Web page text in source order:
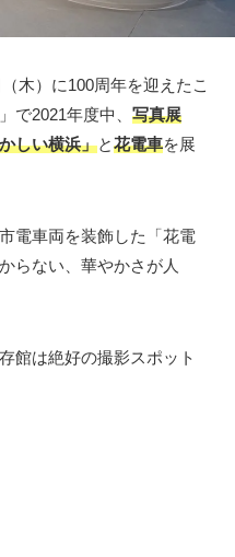
木）に100周年を迎えたこ
で2021年度中、写真展
しい横浜」と花電車を展
電車両を装飾した「花電
らない、華やかさが人
館は絶好の撮影スポット